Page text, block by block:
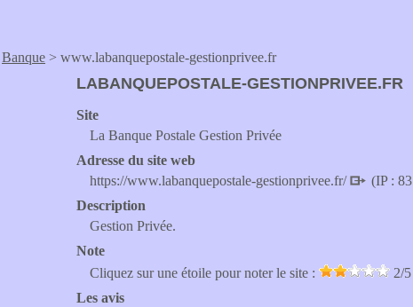
Banque > www.labanquepostale-gestionprivee.fr
LABANQUEPOSTALE-GESTIONPRIVEE.FR
Site
La Banque Postale Gestion Privée
Adresse du site web
https://www.labanquepostale-gestionprivee.fr/
(IP :
Description
Gestion Privée.
Note
Cliquez sur une étoile pour noter le site :
2/
Les avis